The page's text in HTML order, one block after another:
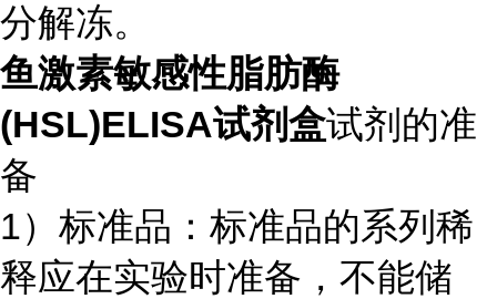
分解冻。
鱼激素敏感性脂肪酶
(HSL)ELISA试剂盒试剂的准
备
1）标准品：标准品的系列稀
释应在实验时准备，不能储